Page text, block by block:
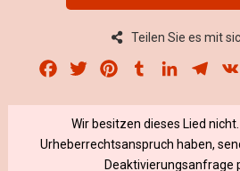
Teilen Sie es mit
Facebook
Twitter PinterestTumblrLinkedIn
Wir besitzen dieses Lied
Urheberrechtsanspruch haben,
Deaktivierungsanfrage